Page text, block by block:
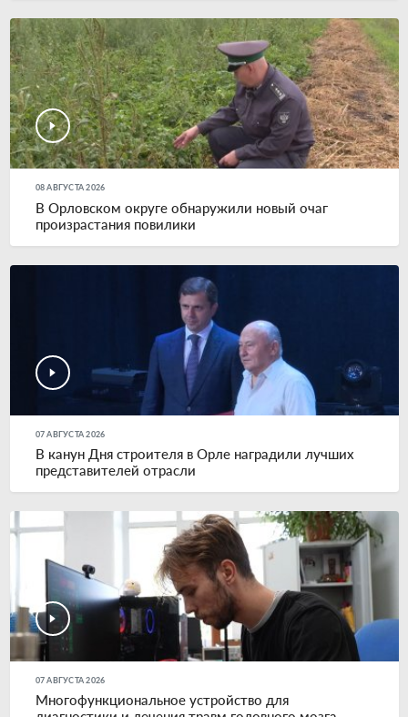
08 АВГУСТА 2026
В Орловском округе обнаружили новый очаг
произрастания повилики
07 АВГУСТА 2026
В канун Дня строителя в Орле наградили лучших
представителей отрасли
07 АВГУСТА 2026
Многофункциональное устройство для